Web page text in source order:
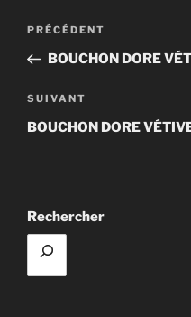
Navigation
l’article
Article
précédent
PRÉCÉDENT
BOUCHON DORE
Article
suivant
SUIVANT
BOUCHON DORE
Rechercher